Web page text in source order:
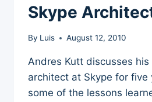
Skype
By Luis August 12, 2010
Andres Kutt discusses his
architect at Skype for five
some of the lessons